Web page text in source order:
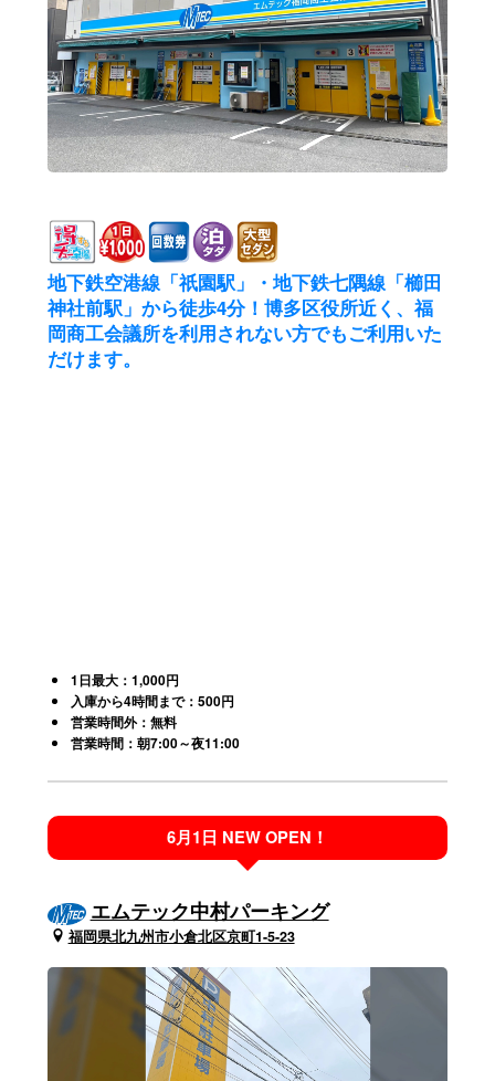
地下鉄空港線「祇園駅」・地下鉄七隅線「櫛田
神社前駅」から徒歩4分！博多区役所近く、福
岡商工会議所を利用されない方でもご利用いた
だけます。
1日最大：1,000円
入庫から4時間まで：500円
営業時間外：無料
営業時間：朝7:00～夜11:00
6月1日 NEW OPEN！
エムテック中村パーキング
福岡県北九州市小倉北区京町1-5-23